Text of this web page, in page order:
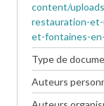
content/
restauration-
et-fontaines-
Type de
Auteurs